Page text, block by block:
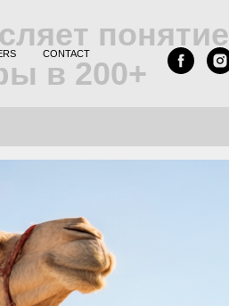
CONTACT
понятие
в 200+